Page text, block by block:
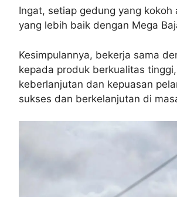
Ingat, setiap gedung yang
yang lebih baik dengan Mega
Kesimpulannya, bekerja sama
kepada produk berkualitas
keberlanjutan dan kepuasan
sukses dan berkelanjutan di